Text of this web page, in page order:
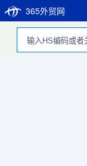
365外贸网